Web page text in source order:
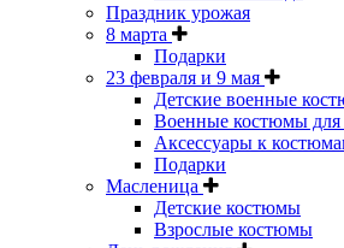
Праздник урожая
8 марта
Подарки
23 февраля и 9 мая
Детские военные
Военные костюмы для
Аксессуары к
Подарки
Масленица
Детские костюмы
Взрослые костюмы